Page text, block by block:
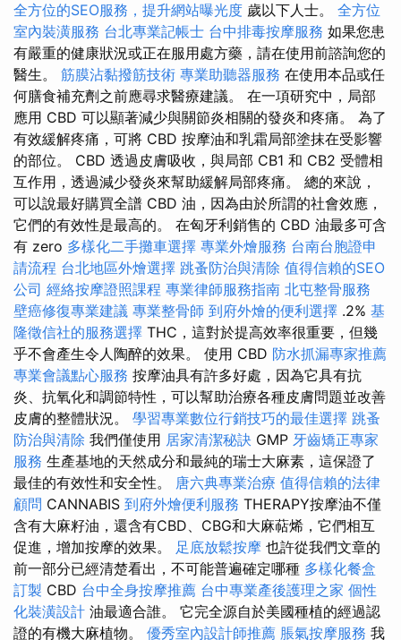
全方位的SEO服務，提升網站曝光度 歲以下人士。 全方位
室內裝潢服務 台北專業記帳士 台中排毒按摩服務 如果您患
有嚴重的健康狀況或正在服用處方藥，請在使用前諮詢您的
醫生。 筋膜沾黏撥筋技術 專業助聽器服務 在使用本品或任
何膳食補充劑之前應尋求醫療建議。 在一項研究中，局部
應用 CBD 可以顯著減少與關節炎相關的發炎和疼痛。 為了
有效緩解疼痛，可將 CBD 按摩油和乳霜局部塗抹在受影響
的部位。 CBD 透過皮膚吸收，與局部 CB1 和 CB2 受體相
互作用，透過減少發炎來幫助緩解局部疼痛。 總的來說，
可以說最好購買全譜 CBD 油，因為由於所謂的社會效應，
它們的有效性是最高的。 在匈牙利銷售的 CBD 油最多可含
有 zero 多樣化二手攤車選擇 專業外燴服務 台南台胞證申
請流程 台北地區外燴選擇 跳蚤防治與清除 值得信賴的SEO
公司 經絡按摩證照課程 專業律師服務指南 北屯整骨服務
壁癌修復專業建議 專業整骨師 到府外燴的便利選擇 .2% 基
隆徵信社的服務選擇 THC，這對於提高效率很重要，但幾
乎不會產生令人陶醉的效果。 使用 CBD 防水抓漏專家推薦
專業會議點心服務 按摩油具有許多好處，因為它具有抗
炎、抗氧化和調節特性，可以幫助治療各種皮膚問題並改善
皮膚的整體狀況。 學習專業數位行銷技巧的最佳選擇 跳蚤
防治與清除 我們僅使用 居家清潔秘訣 GMP 牙齒矯正專家
服務 生產基地的天然成分和最純的瑞士大麻素，這保證了
最佳的有效性和安全性。 唐六典專業治療 值得信賴的法律
顧問 CANNABIS 到府外燴便利服務 THERAPY按摩油不僅
含有大麻籽油，還含有CBD、CBG和大麻萜烯，它們相互
促進，增加按摩的效果。 足底放鬆按摩 也許從我們文章的
前一部分已經清楚看出，不可能普遍確定哪種 多樣化餐盒
訂製 CBD 台中全身按摩推薦 台中專業產後護理之家 個性
化裝潢設計 油最適合誰。 它完全源自於美國種植的經過認
證的有機大麻植物。 優秀室內設計師推薦 脹氣按摩服務 我